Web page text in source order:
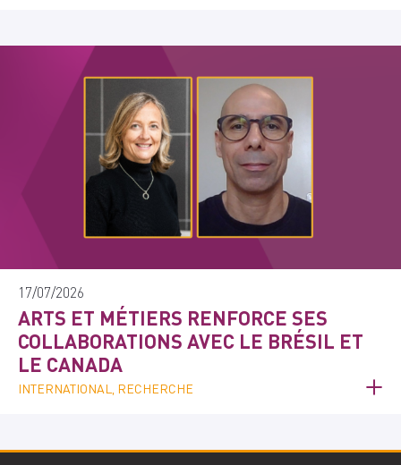
17/07/2026
ARTS ET MÉTIERS RENFORCE SES
COLLABORATIONS AVEC LE BRÉSIL ET
LE CANADA
INTERNATIONAL, RECHERCHE